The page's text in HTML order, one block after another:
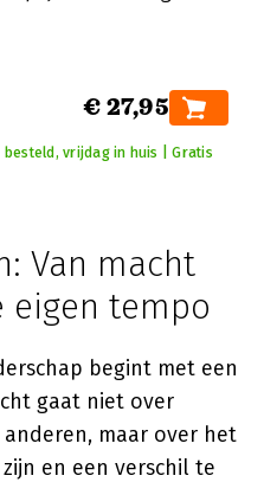
€ 27,95
besteld, vrijdag in huis | Gratis
Van macht
eigen tempo
begint met een
gaat niet over
maar over het
en een verschil te